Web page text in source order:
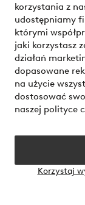
korzystania z
udostępniamy
którymi
jaki korzystasz
działań
dopasowane
na użycie
dostosować
naszej polityce
Korzystaj
Bezpieczne
Chcesz